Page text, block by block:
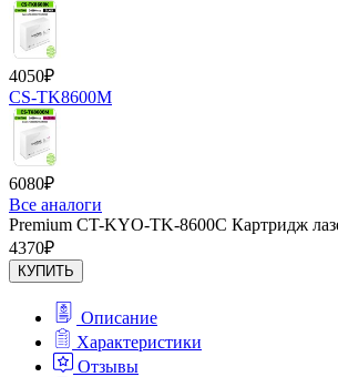
4050₽
CS-TK8600M
6080₽
Все аналоги
Premium CT-KYO-TK-8600C Картридж
4370₽
КУПИТЬ
Описание
Характеристики
Отзывы